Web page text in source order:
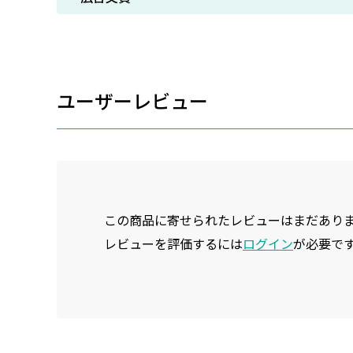
ユーザーレビュー
この商品に寄せられたレビューはまだあり
レビューを評価するにはログインが必要です